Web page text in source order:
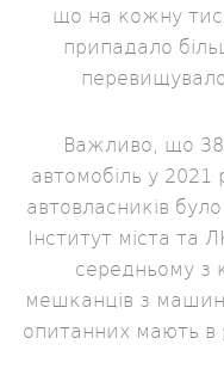
що на кожну
припадало
Важливо, що
автомобіль у
автовласників
Інститут міста та
середньому з
мешканців з
опитанних мають в